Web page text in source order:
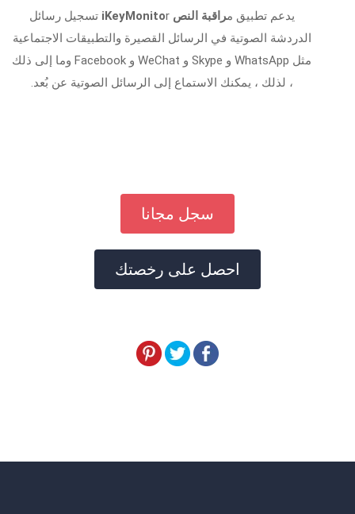
يدعم تطبيق مراقبة النص iKeyMonito
r تسجيل رسائل
الدردشة الصوتية في الرسائل القصيرة والتطبيقات الاجتماعية
مثل WhatsApp و Skype و WeChat و Facebook وما إلى ذلك
، لذلك ، يمكنك الاستماع إلى الرسائل الصوتية عن بُعد.
سجل مجانا
احصل على رخصتك